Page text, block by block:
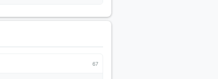
67